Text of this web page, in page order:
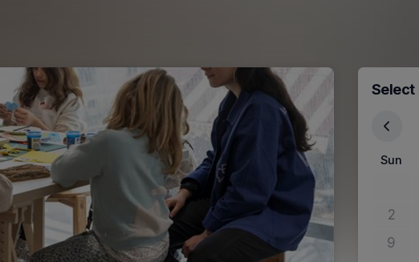
Select
Sun
2No
9No